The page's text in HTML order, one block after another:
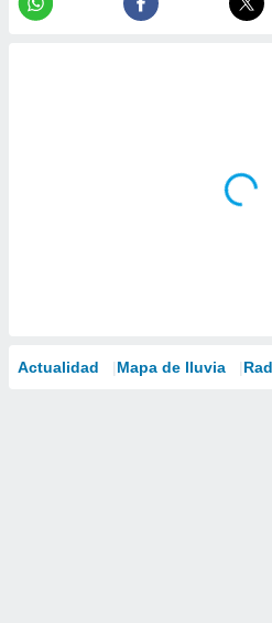
Actualidad Mapa de lluvia